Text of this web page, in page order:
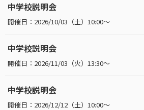
2026/10/03（土）10:00～
中学校説明会
2026/11/03（火）13:30～
中学校説明会
2026/12/12（土）10:00～
中学校説明会